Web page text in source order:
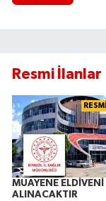
Resmi İlanlar
MUAYENE ELDİVENİ
ALINACAKTIR